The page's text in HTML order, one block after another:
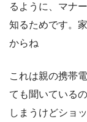
るように、マナ
知るためです。
からね
これは親の携帯
ても聞いている
しまうけどショ